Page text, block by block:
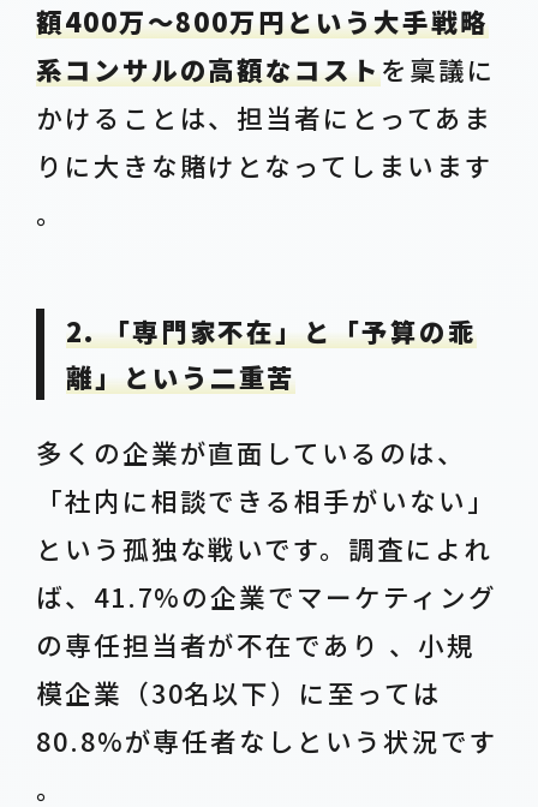
額400万〜800万円という大手戦略
系コンサルの高額なコストを稟議に
かけることは、担当者にとってあま
りに大きな賭けとなってしまいます
。
2. 「専門家不在」と「予算の乖
離」という二重苦
多くの企業が直面しているのは、
「社内に相談できる相手がいない」
という孤独な戦いです。調査によれ
ば、41.7%の企業でマーケティング
の専任担当者が不在であり 、小規
模企業（30名以下）に至っては
80.8%が専任者なしという状況です
。